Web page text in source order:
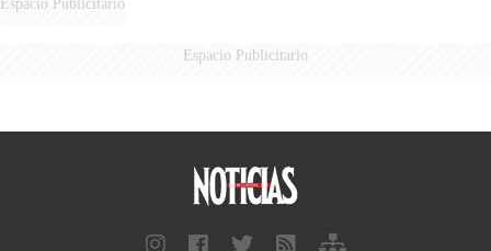
Espacio Publicitario